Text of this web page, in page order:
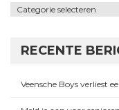
Categorieën
RECENTE
Veensche Boys verliest